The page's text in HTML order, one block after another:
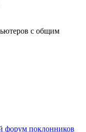
с общим
форум поклонников